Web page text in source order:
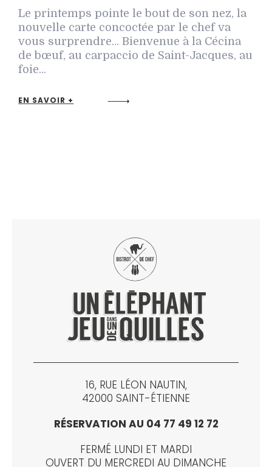
Le printemps pointe le bout de son nez, la
nouvelle carte concoctée par le chef va
vous surprendre... Bienvenue à la Cécina
de bœuf, au carpaccio de Saint-Jacques, au
foie...
EN SAVOIR +
16, RUE LÉON NAUTIN,
42000 SAINT-ÉTIENNE
RÉSERVATION AU 04 77 49 12 72
FERMÉ LUNDI ET MARDI
OUVERT DU MERCREDI AU DIMANCHE